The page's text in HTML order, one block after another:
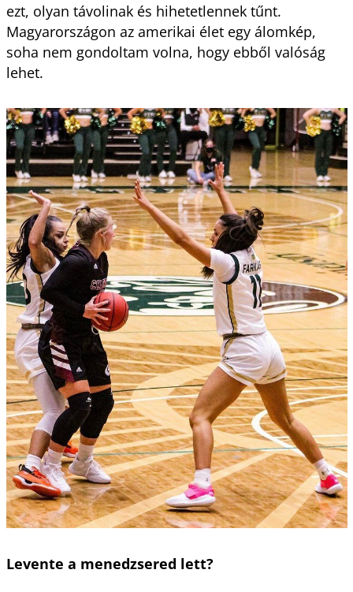
ezt, olyan távolinak és hihetetlennek tűnt.
Magyarországon az amerikai élet egy álomkép,
soha nem gondoltam volna, hogy ebből valóság
lehet.
Levente a menedzsered lett?